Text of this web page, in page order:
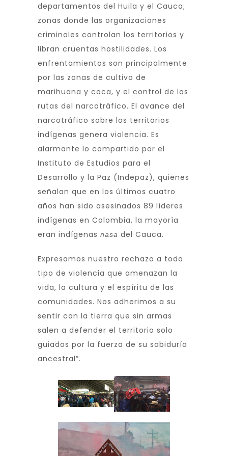
departamentos del Huila y el Cauca;
zonas donde las organizaciones
criminales controlan los territorios y
libran cruentas hostilidades. Los
enfrentamientos son principalmente
por las zonas de cultivo de
marihuana y coca, y el control de las
rutas del narcotráfico. El avance del
narcotráfico sobre los territorios
indígenas genera violencia. Es
alarmante lo compartido por el
Instituto de Estudios para el
Desarrollo y la Paz (Indepaz), quienes
señalan que en los últimos cuatro
años han sido asesinados 89 líderes
indígenas en Colombia, la mayoría
eran indígenas nasa del Cauca.
Expresamos nuestro rechazo a todo
tipo de violencia que amenazan la
vida, la cultura y el espíritu de las
comunidades. Nos adherimos a su
sentir con la tierra que sin armas
salen a defender el territorio solo
guiados por la fuerza de su sabiduría
ancestral”.